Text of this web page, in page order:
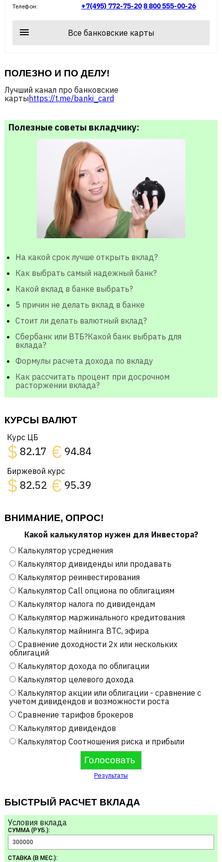
Телефон: +7(495) 772-75-20 8 800 555-00-26
Все банковские карты
ПОЛЕЗНО И ПО ДЕЛУ!
Лучший канал про банковские
картыhttps://t.me/banki_card
Полезные советы вкладчику:
На какой срок лучше открыть вклад?
Как выбрать самый надежный банк?
Какой вклад в банке выбрать?
5 причин не делать вклад в банке
Стоит ли делать валютный вклад?
Сбербанк или ВТБ?Какой банк выбрать для
вклада?
Формулы расчета дохода по вкладу
Как рассчитать процент при досрочном
расторжении вклада?
КУРСЫ ВАЛЮТ
Курс ЦБ
$ 82.17 € 94.84
Биржевой курс
$ 82.52 € 95.39
ВНИМАНИЕ, ОПРОС!
Какой калькулятор нужен для Инвестора?
Калькулятор усреднения
Калькулятор дивиденды или продавать
Калькулятор реинвестирования
Калькулятор Call опциона по облигациям
Калькулятор налога по дивидендам
Калькулятор маржинального кредитования
Калькулятор майнинга BTC, эфира
Сравнение доходности 2х или нескольких
облигаций
Калькулятор дохода по облигации
Калькулятор целевого дохода
Калькулятор акции или облигации - сравнение с
учетом дивидендов и возможности роста
Сравнение тарифов брокеров
Калькулятор дивидендов
Калькулятор Соотношения риска и прибыли
Результаты
БЫСТРЫЙ РАСЧЕТ ВКЛАДА
Условия вклада
СУММА (РУБ.):
СТАВКА (В МЕС.):